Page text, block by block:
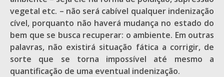
vegetal etc. – não será cabível qualquer indenização
cível, porquanto não haverá mudança no estado do
bem que se busca recuperar: o ambiente. Em outras
palavras, não existirá situação fática a corrigir, de
sorte que se torna impossível até mesmo a
quantificação de uma eventual indenização.